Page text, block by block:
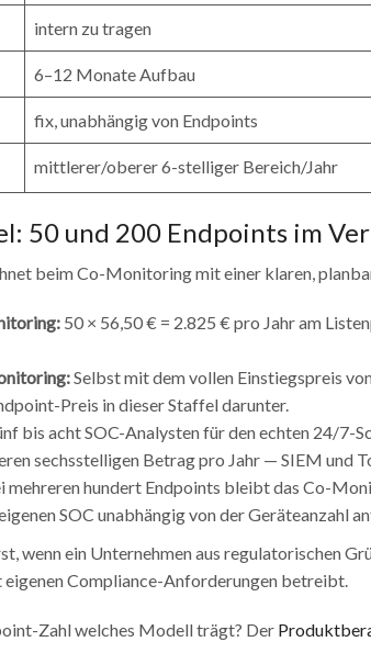
intern zu tragen
6–12 Monate Aufbau
fix, unabhängig von Endpoints
mittlerer/oberer 6-stelliger Bereich/Jahr
50 und 200 Endpoints im
beim Co-Monitoring mit einer klaren,
50 × 56,50 € = 2.825 € pro Jahr am
Selbst mit dem vollen Einstiegspreis
Preis in dieser Staffel darunter.
bis acht SOC-Analysten für den echten 24/
sechsstelligen Betrag pro Jahr — SIEM und
mehreren hundert Endpoints bleibt das Co-
SOC unabhängig von der Geräteanzahl
wenn ein Unternehmen aus regulatorischen
eigenen Compliance-Anforderungen betreibt.
Zahl welches Modell trägt? Der